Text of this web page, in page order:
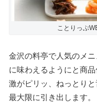
ことりっぷ
金沢の料亭で人気のメ
に味わえるようにと商
激がピリッ、ねっとり
最大限に引き出します。